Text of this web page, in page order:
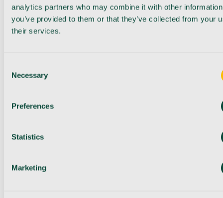
analytics partners who may combine it with other
you’ve provided to them or that they’ve collected from your
their services.
Selection
Necessary
Preferences
Statistics
Marketing